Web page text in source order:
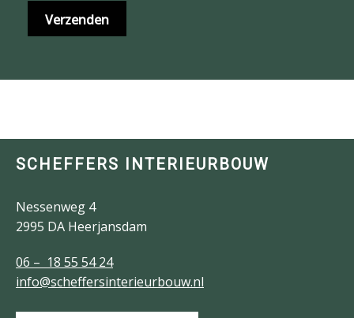
SCHEFFERS INTERIEURBOUW
Nessenweg 4
2995 DA Heerjansdam
06 – 18 55 54 24
info@scheffersinterieurbouw.nl